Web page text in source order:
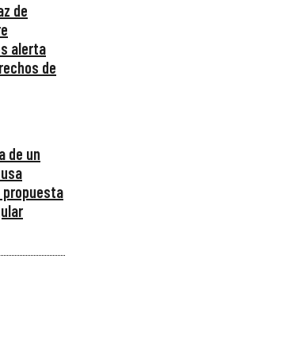
de
alerta
de
de un
propuesta